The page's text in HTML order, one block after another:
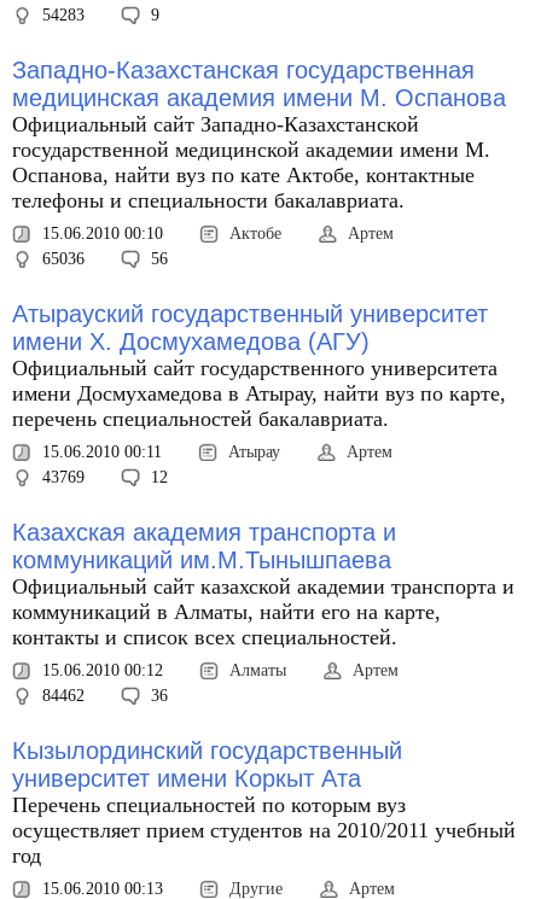
54283
9
Западно-Казахстанская государственная
медицинская академия имени М. Оспанова
Официальный сайт Западно-Казахстанской
государственной медицинской академии имени М.
Оспанова, найти вуз по кате Актобе, контактные
телефоны и специальности бакалавриата.
15.06.2010 00:10 Актобе
Артем
65036
56
Атырауский государственный университет
имени Х. Досмухамедова (АГУ)
Официальный сайт государственного университета
имени Досмухамедова в Атырау, найти вуз по карте,
перечень специальностей бакалавриата.
15.06.2010 00:11 Атырау
Артем
43769
12
Казахская академия транспорта и
коммуникаций им.М.Тынышпаева
Официальный сайт казахской академии транспорта и
коммуникаций в Алматы, найти его на карте,
контакты и список всех специальностей.
15.06.2010 00:12 Алматы
Артем
84462
36
Кызылординский государственный
университет имени Коркыт Ата
Перечень специальностей по которым вуз
осуществляет прием студентов на 2010/2011 учебный
год
15.06.2010 00:13 Другие
Артем